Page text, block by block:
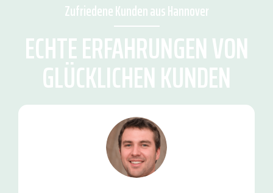
Zufriedene Kunden aus Hannover
ECHTE ERFAHRUNGEN VON
GLÜCKLICHEN KUNDEN